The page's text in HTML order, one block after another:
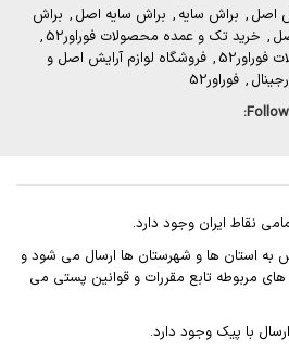
اصل , براش سایه , براش سایه اصل , براش
, خرید تک و عمده محصولات فوراور52
,
, فروشگاه لوازم آرایش اصل و
, فوراور52
Follow:
نقاط ایران وجود دارد.
به استان ها و شهرستان ها ارسال می شود و
مربوطه تابع مقررات و قوانین پستی می
با پیک وجود دارد.